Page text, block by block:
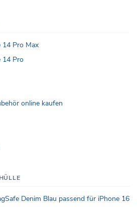
14 Pro Max
14 Pro
online kaufen
Denim Blau passend für iPhone 16